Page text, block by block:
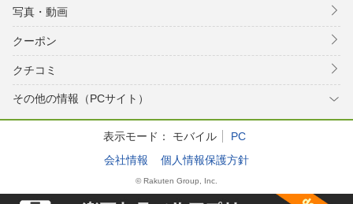
写真・動画
クーポン
クチコミ
その他の情報（PCサイト）
表示モード： モバイル
PC
会社情報
個人情報保護方針
© Rakuten Group, Inc.